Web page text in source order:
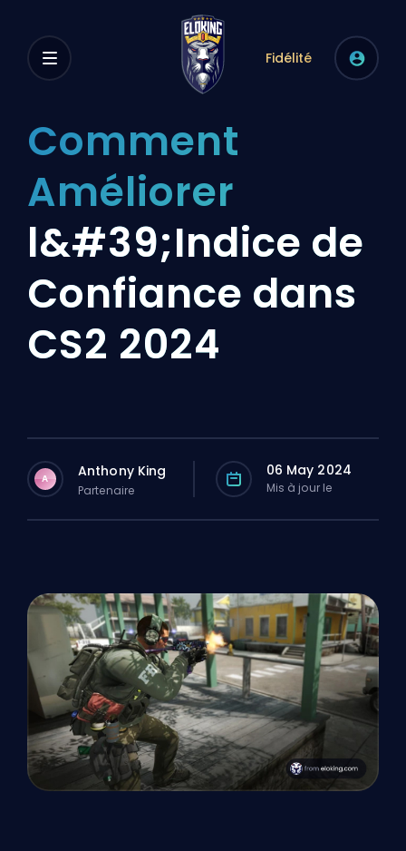
Fidélité
Comment
Améliorer
l&#39;Indice de
Confiance dans
CS2 2024
A Anthony King
Partenaire
06 May 2024
Mis à jour le